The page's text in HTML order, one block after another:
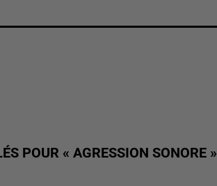
POUR « AGRESSION SONORE »